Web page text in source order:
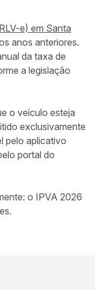
e) em Santa
anos anteriores.
da taxa de
a legislação
o veículo esteja
exclusivamente
pelo aplicativo
portal do
o IPVA 2026